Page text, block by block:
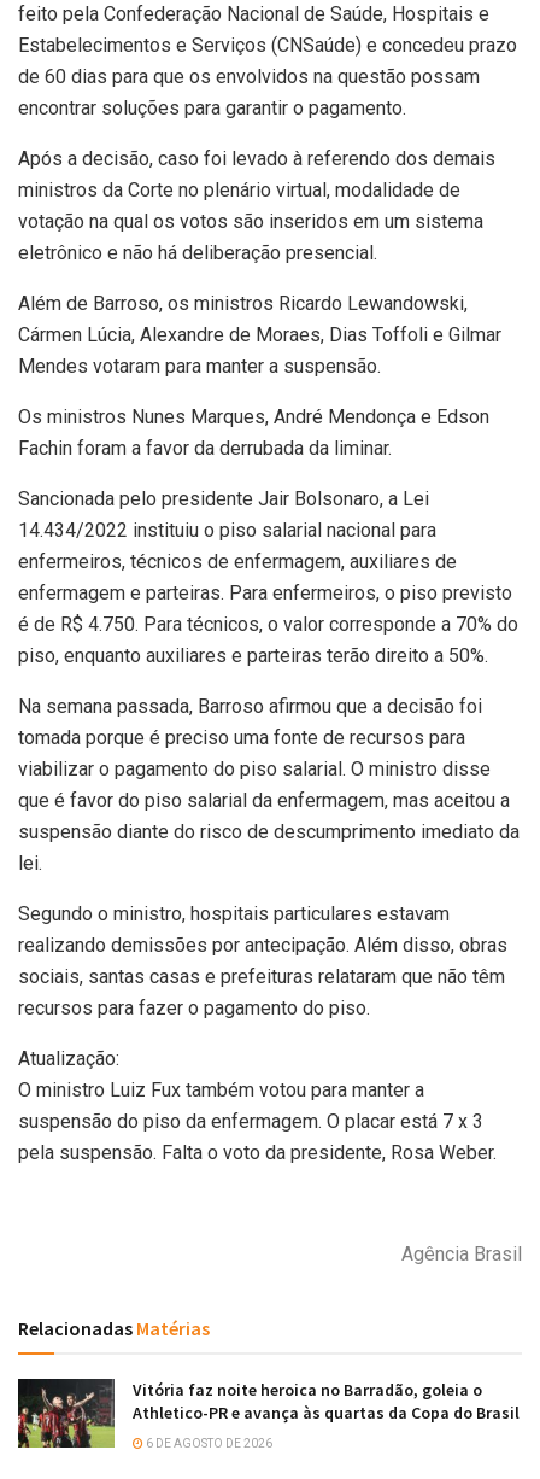
feito pela Confederação Nacional de Saúde, Hospitais e
Estabelecimentos e Serviços (CNSaúde) e concedeu prazo
de 60 dias para que os envolvidos na questão possam
encontrar soluções para garantir o pagamento.
Após a decisão, caso foi levado à referendo dos demais
ministros da Corte no plenário virtual, modalidade de
votação na qual os votos são inseridos em um sistema
eletrônico e não há deliberação presencial.
Além de Barroso, os ministros Ricardo Lewandowski,
Cármen Lúcia, Alexandre de Moraes, Dias Toffoli e Gilmar
Mendes votaram para manter a suspensão.
Os ministros Nunes Marques, André Mendonça e Edson
Fachin foram a favor da derrubada da liminar.
Sancionada pelo presidente Jair Bolsonaro, a Lei
14.434/2022 instituiu o piso salarial nacional para
enfermeiros, técnicos de enfermagem, auxiliares de
enfermagem e parteiras. Para enfermeiros, o piso previsto
é de R$ 4.750. Para técnicos, o valor corresponde a 70% do
piso, enquanto auxiliares e parteiras terão direito a 50%.
Na semana passada, Barroso afirmou que a decisão foi
tomada porque é preciso uma fonte de recursos para
viabilizar o pagamento do piso salarial. O ministro disse
que é favor do piso salarial da enfermagem, mas aceitou a
suspensão diante do risco de descumprimento imediato da
lei.
Segundo o ministro, hospitais particulares estavam
realizando demissões por antecipação. Além disso, obras
sociais, santas casas e prefeituras relataram que não têm
recursos para fazer o pagamento do piso.
Atualização:
O ministro Luiz Fux também votou para manter a
suspensão do piso da enfermagem. O placar está 7 x 3
pela suspensão. Falta o voto da presidente, Rosa Weber.
Agência Brasil
Relacionadas Matérias
Vitória faz noite heroica no Barradão, goleia o
Athletico-PR e avança às quartas da Copa do Brasil
6 DE AGOSTO DE 2026